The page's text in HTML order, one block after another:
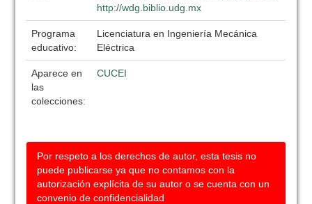
http://wdg.biblio.udg.mx
Programa
educativo:
Licenciatura en Ingeniería Mecánica
Eléctrica
Aparece en
las
colecciones:
CUCEI
Por respeto a los derechos de autor, esta tesis no
puede publicarse ya que no contamos con la
autorización explícita de su autor o se cuenta con un
convenio de confidencialidad